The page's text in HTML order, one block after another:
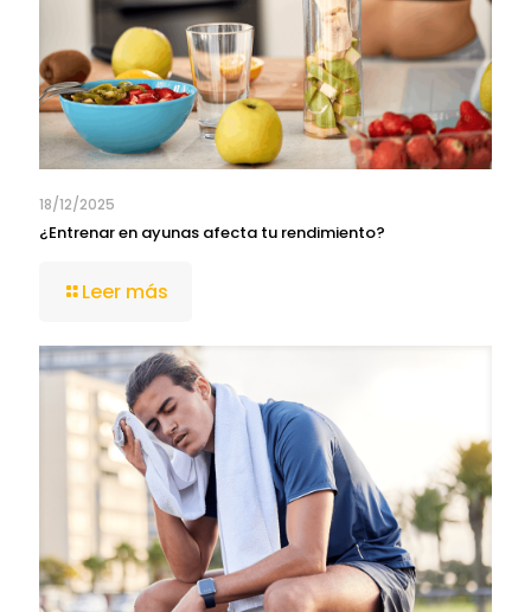
18/12/2025
¿Entrenar en ayunas afecta tu rendimiento?
Leer más